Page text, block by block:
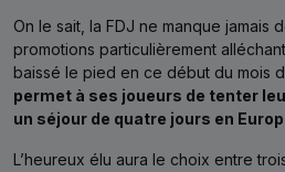
On le sait, la FDJ ne manque jamais
promotions particulièrement
baissé le pied en ce début du mois
permet à ses joueurs de tenter
un séjour de quatre jours en
L’heureux élu aura le choix entre